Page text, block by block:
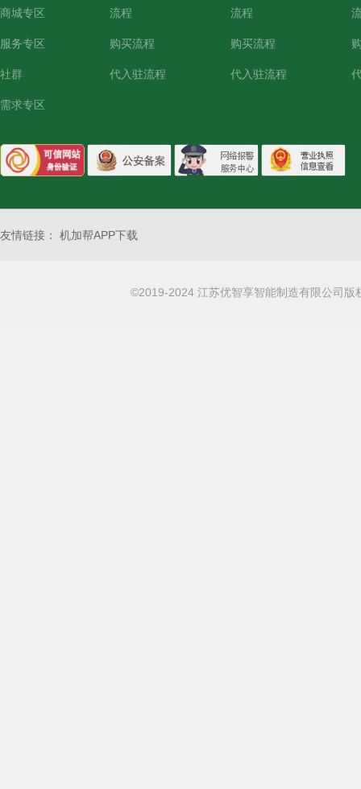
商城专区
服务专区
社群
需求专区
流程
购买流程
代入驻流程
流程
购买流程
代入驻流程
友情链接： 机加帮APP下载
©2019-2024 江苏优智享智能制造有限公司